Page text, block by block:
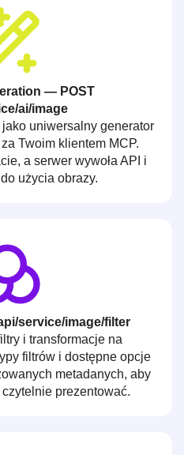
— POST
ai/image
uniwersalny generator
Twoim klientem MCP.
a serwer wywoła API i
użycia obrazy.
service/image/filter
i transformacje na
filtrów i dostępne opcje
metadanych, aby
prezentować.